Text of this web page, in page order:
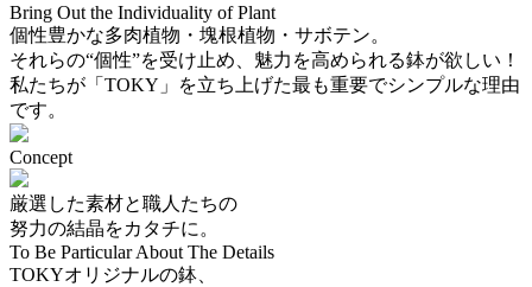
Bring Out the Individuality of Plant
個性豊かな多肉植物・塊根植物・サボテン。
それらの“個性”を受け止め、魅力を高められる鉢が欲しい！
私たちが「TOKY」を立ち上げた最も重要でシンプルな理由
です。
Concept
厳選した素材と職人たちの
努力の結晶をカタチに。
To Be Particular About The Details
TOKYオリジナルの鉢、